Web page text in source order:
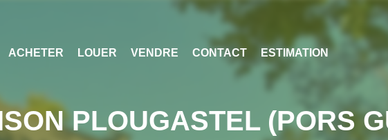
ACHETER LOUER VENDRE CONTACT ESTIMATION
PLOUGASTEL (PORS